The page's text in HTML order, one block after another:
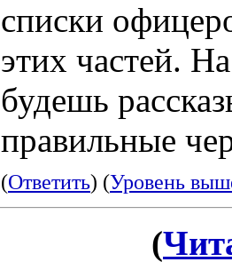
списки
этих частей.
будешь
правильные
(Ответить) (Уровень
(